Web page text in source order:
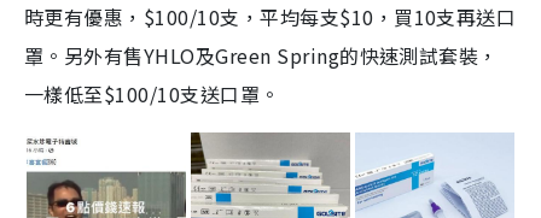
時更有優惠，$100/10支，平均每支$10，買10支再送口
罩。另外有售YHLO及Green Spring的快速測試套裝，
一樣低至$100/10支送口罩。